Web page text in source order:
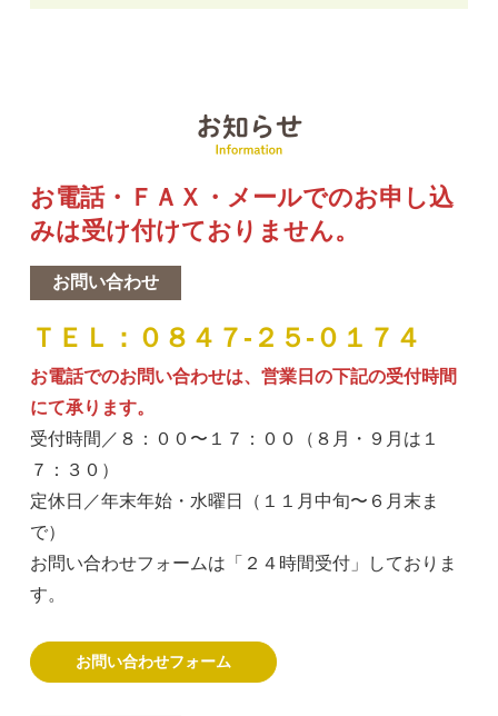
お電話・ＦＡＸ・メールでのお申し込
みは受け付けておりません。
お問い合わせ
ＴＥＬ：０８４７-２５-０１７４
お電話でのお問い合わせは、営業日の下記の受付時間
にて承ります。
受付時間／８：００〜１７：００（８月・９月は１
７：３０）
定休日／年末年始・水曜日（１１月中旬〜６月末ま
で）
お問い合わせフォームは「 ２４ 時間受付」しておりま
す。
お問い合わせフォーム